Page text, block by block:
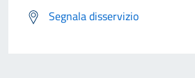
Segnala disservizio